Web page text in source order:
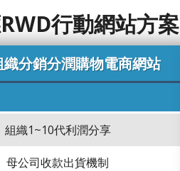
行動網站方案
織分銷分潤購物電商網站
組織1~10代利潤分享
母公司收款出貨機制